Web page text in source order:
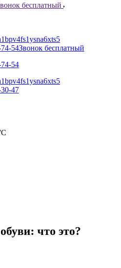
бесплатный
54Звонок бесплатный
54
47
что это?